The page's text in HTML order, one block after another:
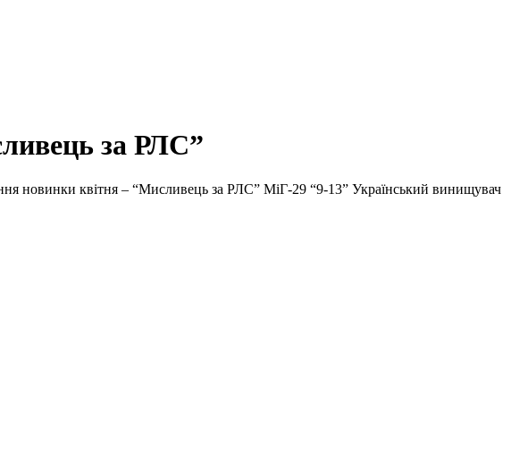
за РЛС”
новинки квітня – “Мисливець за РЛС” МіГ-29 “9-13” Український винищувач